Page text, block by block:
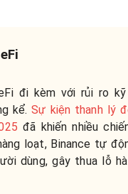
đi kèm với rủi ro
kể.Sự kiện thanh lý
đã khiến nhiều
loạt, Binance tự
dùng, gây thua lỗ